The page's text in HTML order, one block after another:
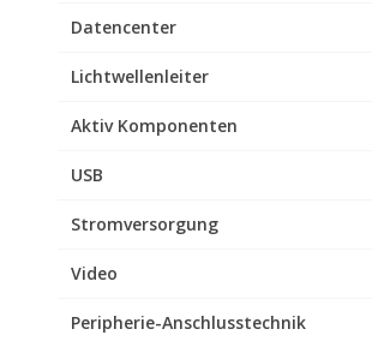
Datencenter
Lichtwellenleiter
Aktiv Komponenten
USB
Stromversorgung
Video
Peripherie-Anschlusstechnik